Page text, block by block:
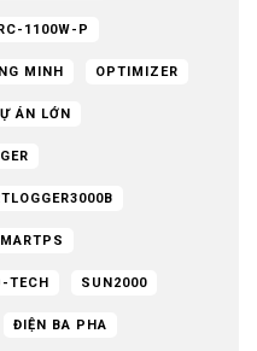
1100W-P
MINH OPTIMIZER
ÁN LỚN
TECH SUN2000
ĐIỆN BA PHA